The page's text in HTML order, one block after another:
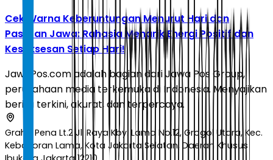
Cek Warna Keberuntungan Menurut Hari dan
Pasaran Jawa: Rahasia Menarik Energi Positif dan
Kesuksesan Setiap Hari!
JawaPos.com adalah bagian dari Jawa Pos Group,
perusahaan media terkemuka di Indonesia. Menyajikan
berita terkini, akurat, dan terpercaya.
Graha Pena Lt.2 Jl. Raya Kby. Lama No.12, Grogol Utara, Kec.
Kebayoran Lama, Kota Jakarta Selatan, Daerah Khusus